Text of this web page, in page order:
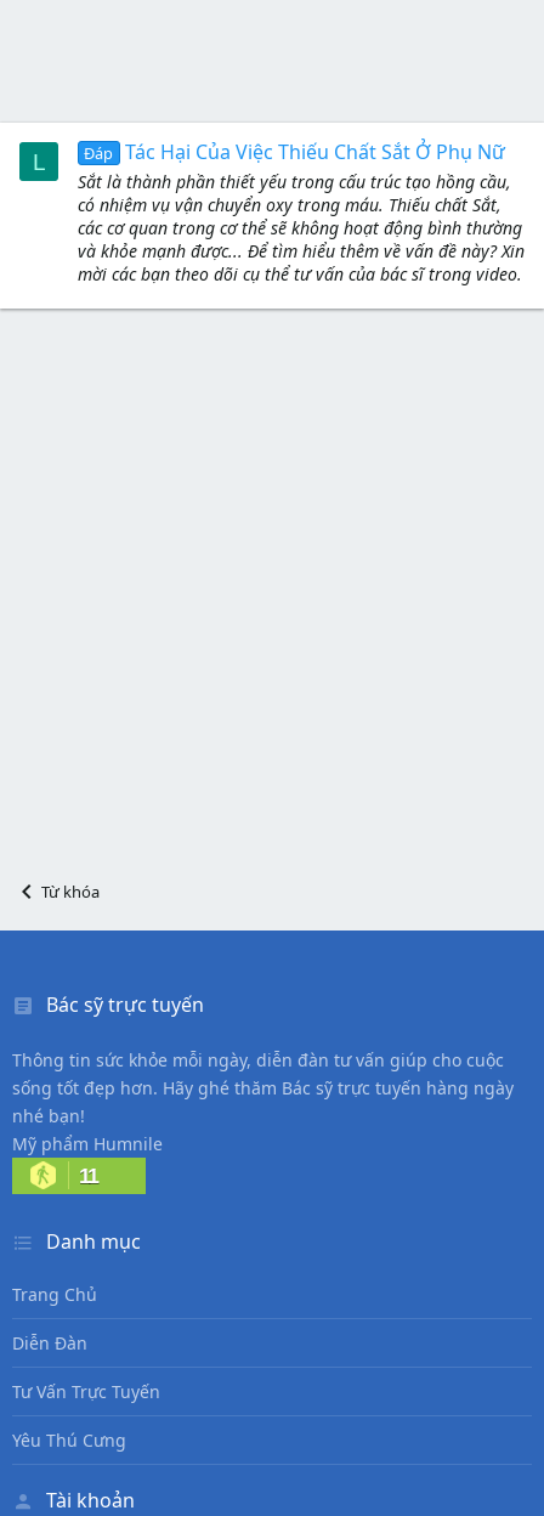
L Đáp Tác Hại Của Việc Thiếu Chất Sắt Ở Phụ Nữ
Sắt là thành phần thiết yếu trong cấu trúc tạo hồng cầu,
có nhiệm vụ vận chuyển oxy trong máu. Thiếu chất Sắt,
các cơ quan trong cơ thể sẽ không hoạt động bình thường
và khỏe mạnh được... Để tìm hiểu thêm về vấn đề này? Xin
mời các bạn theo dõi cụ thể tư vấn của bác sĩ trong video.
Từ khóa
Bác sỹ trực tuyến
Thông tin sức khỏe mỗi ngày, diễn đàn tư vấn giúp cho cuộc
sống tốt đẹp hơn. Hãy ghé thăm Bác sỹ trực tuyến hàng ngày
nhé bạn!
Mỹ phẩm Humnile
11
Danh mục
Trang Chủ
Diễn Đàn
Tư Vấn Trực Tuyến
Yêu Thú Cưng
Tài khoản